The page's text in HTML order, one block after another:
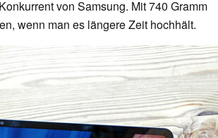
von Samsung. Mit 740 Gramm
wenn man es längere Zeit hochhält.